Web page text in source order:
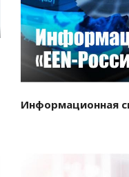
Информационная